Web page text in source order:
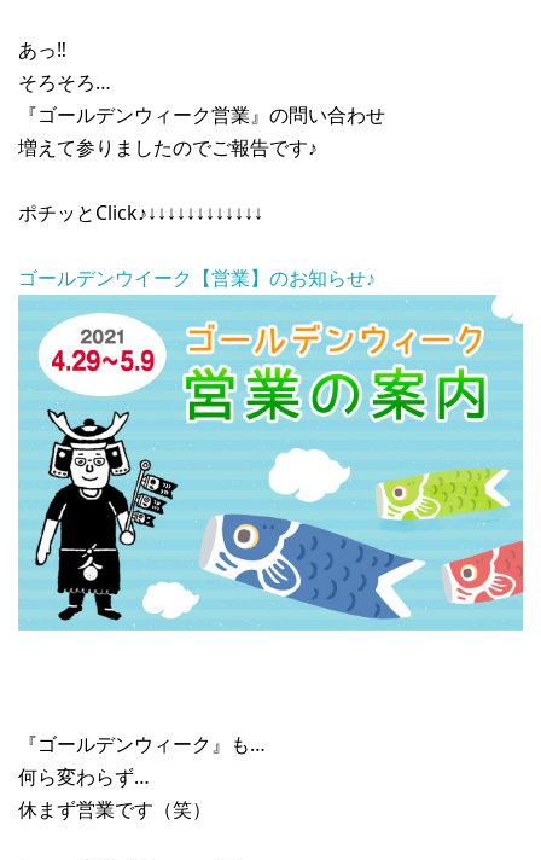
あっ‼︎
そろそろ…
『ゴールデンウィーク営業』の問い合わせ
増えて参りましたのでご報告です♪
ポチッとClick♪↓↓↓↓↓↓↓↓↓↓↓↓
ゴールデンウイーク【営業】のお知らせ♪
『ゴールデンウィーク』も…
何ら変わらず…
休まず営業です（笑）